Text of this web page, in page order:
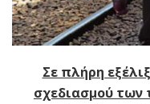
Σε πλήρη
σχεδιασμού των